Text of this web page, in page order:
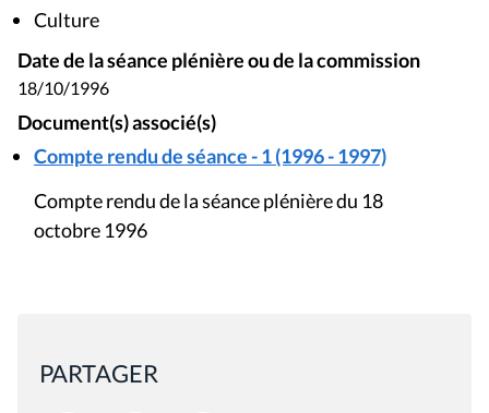
Culture
Date de la séance plénière ou de la commission
18/10/1996
Document(s) associé(s)
Compte rendu de séance - 1 (1996 - 1997)
Compte rendu de la séance plénière du 18
octobre 1996
PARTAGER